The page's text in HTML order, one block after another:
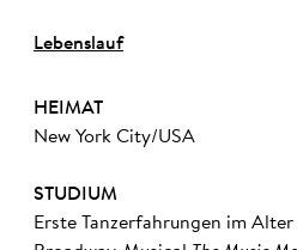
Lebenslauf
HEIMAT
New York City/USA
STUDIUM
Erste Tanzerfahrungen im Alter